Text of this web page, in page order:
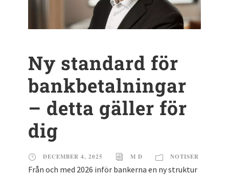
Ny standard för
bankbetalningar
– detta gäller för
dig
DECEMBER 4, 2025 M D NOTISER
Från och med 2026 inför bankerna en ny struktur